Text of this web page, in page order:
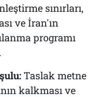
sınırları,
ve İran'ın
programı
Taslak metne
kalkması ve